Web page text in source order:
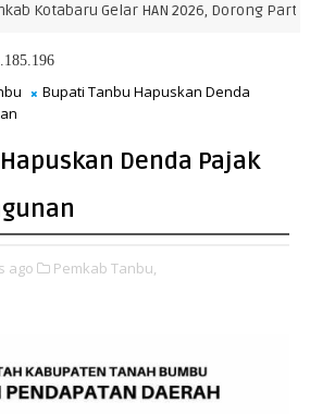
Gelar HAN 2026, Dorong Partisipasi
Bupati Tanbu Hapuskan Denda
Denda Pajak
ago Pemkab Tanbu,